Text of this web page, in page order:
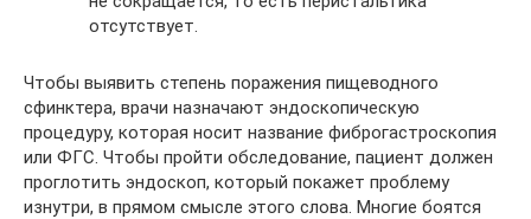
отсутствует.
Чтобы выявить степень поражения пищеводного
сфинктера, врачи назначают эндоскопическую
процедуру, которая носит название фиброгастроскопия
или ФГС. Чтобы пройти обследование, пациент должен
проглотить эндоскоп, который покажет проблему
изнутри, в прямом смысле этого слова. Многие боятся